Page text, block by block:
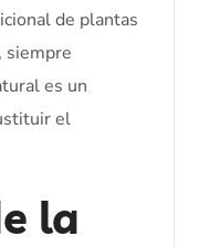
de plantas
siempre
es un
el
la